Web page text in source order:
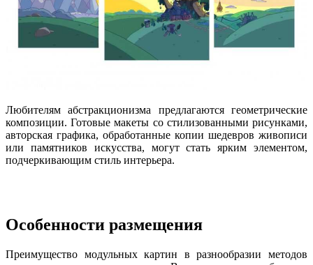
Любителям абстракционизма предлагаются геометрические
композиции. Готовые макеты со стилизованными рисунками,
авторская графика, обработанные копии шедевров живописи
или памятников искусства, могут стать ярким элементом,
подчеркивающим стиль интерьера.
Особенности размещения
Преимущество модульных картин в разнообразии методов